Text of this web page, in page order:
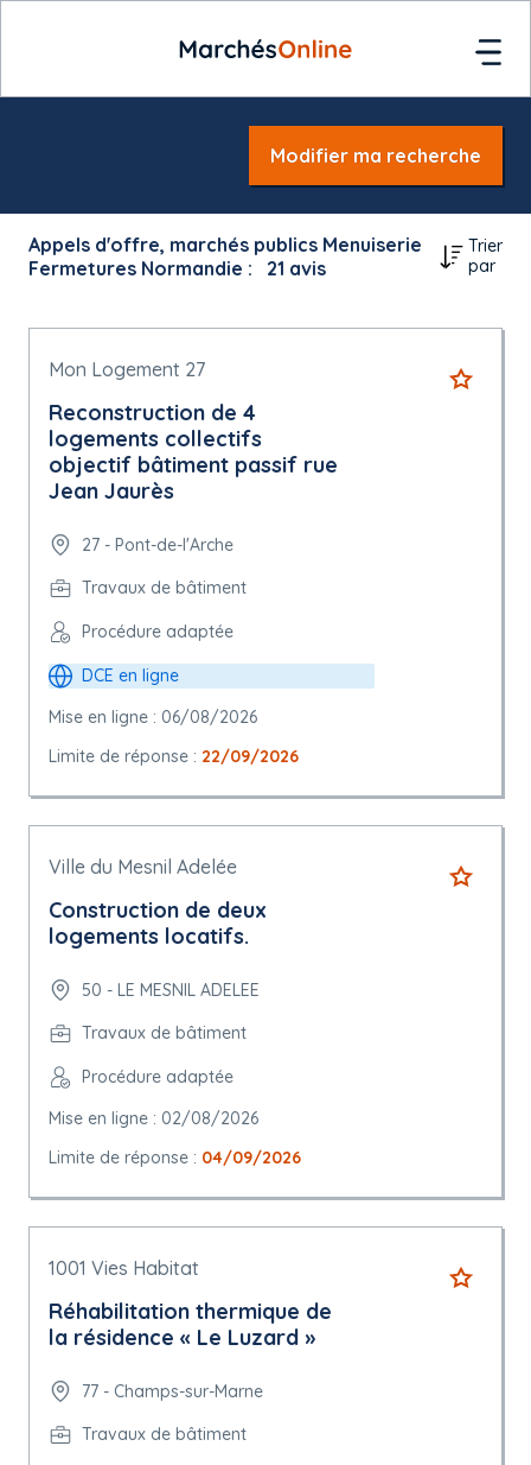
Modifier ma recherche
Appels d'offre, marchés publics Menuiserie
Fermetures Normandie :
21 avis
Trier
par
Mon Logement 27
Reconstruction de 4
logements collectifs
objectif bâtiment passif rue
Jean Jaurès
27 - Pont-de-l'Arche
Travaux de bâtiment
Procédure adaptée
DCE en ligne
Mise en ligne : 06/08/2026
Limite de réponse : 22/09/2026
Ville du Mesnil Adelée
Construction de deux
logements locatifs.
50 - LE MESNIL ADELEE
Travaux de bâtiment
Procédure adaptée
Mise en ligne : 02/08/2026
Limite de réponse : 04/09/2026
1001 Vies Habitat
Réhabilitation thermique de
la résidence « Le Luzard »
77 - Champs-sur-Marne
Travaux de bâtiment